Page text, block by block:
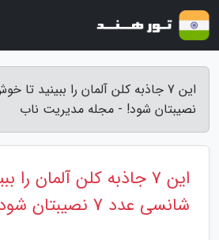
نصیبتان شود! - مجله مدیریت ناب
این 7 جاذبه کلن آلمان
شانسی عدد 7 نصیبتان شود!